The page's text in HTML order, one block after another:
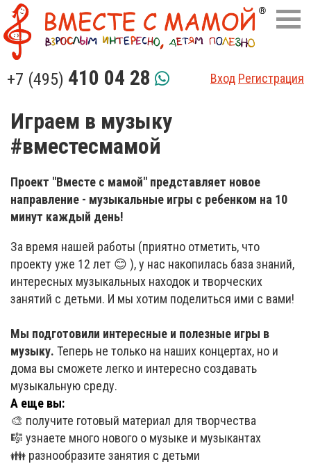
+7 (495) 410 04 28 Вход Регистрация
Играем в музыку
#вместесмамой
Проект "Вместе с мамой" представляет новое
направление - музыкальные игры с ребенком на 10
минут каждый день!
За время нашей работы (приятно отметить, что
проекту уже 12 лет 😊 ), у нас накопилась база знаний,
интересных музыкальных находок и творческих
занятий с детьми. И мы хотим поделиться ими с вами!
Мы подготовили интересные и полезные игры в
музыку. Теперь не только на наших концертах, но и
дома вы сможете легко и интересно создавать
музыкальную среду.
А еще вы:
🎨 получите готовый материал для творчества
🎼 узнаете много нового о музыке и музыкантах
👪 разнообразите занятия с детьми